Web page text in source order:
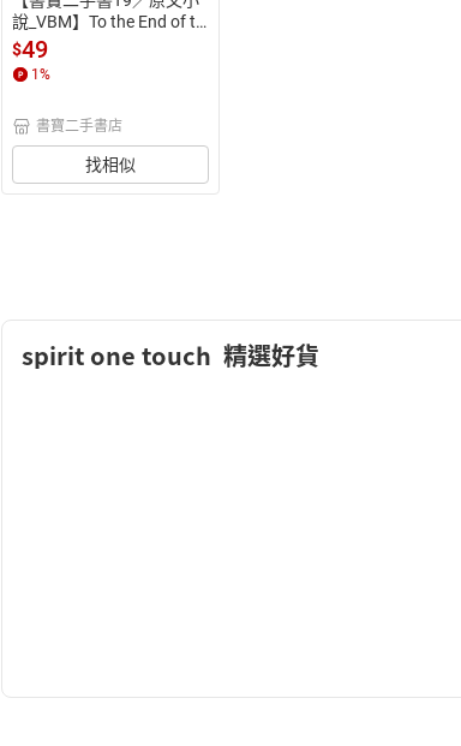
說_VBM】To the End of th
e Land_David Grossman
$49
1 %
書寶二手書店
找相似
spirit one touch 精選好貨